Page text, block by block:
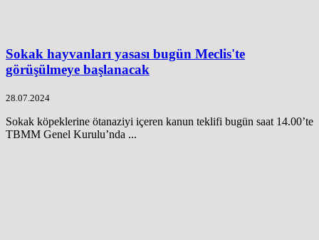
Sokak hayvanları yasası bugün Meclis'te
görüşülmeye başlanacak
28.07.2024
Sokak köpeklerine ötanaziyi içeren kanun teklifi bugün saat 14.00’te
TBMM Genel Kurulu’nda ...